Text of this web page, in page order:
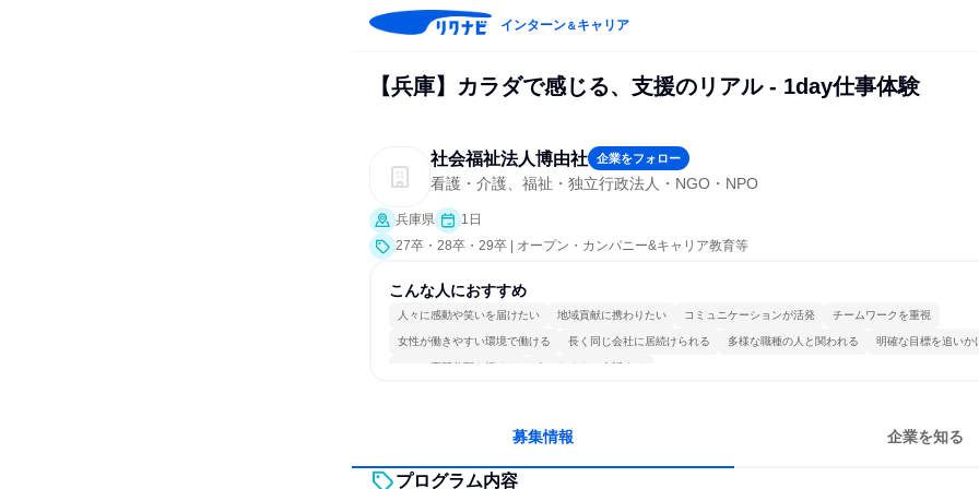
インターン＆キャリア
【兵庫】カラダで感じる、支援のリアル - 1day仕事体験
社会福祉法人博由社 企業をフォロー
看護・介護、福祉・独立行政法人・NGO・NPO
兵庫県
1日
27卒・28卒・29卒 | オープン・カンパニー&キャリア教育等
こんな人におすすめ
人々に感動や笑いを届けたい 地域貢献に携わりたい コミュニケーションが活発 チームワークを重視
女性が働きやすい環境で働ける 長く同じ会社に居続けられる 多様な職種の人と関われる 明確な目標を追いか
一つの専門分野を極める 人とたくさん会話する
募集情報 企業を知る
プログラム内容